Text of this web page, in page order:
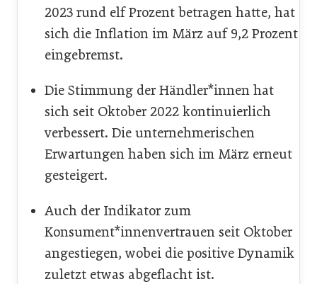
2023 rund elf Prozent betragen hatte, hat
sich die Inflation im März auf 9,2 Prozent
eingebremst.
Die Stimmung der Händler*innen hat
sich seit Oktober 2022 kontinuierlich
verbessert. Die unternehmerischen
Erwartungen haben sich im März erneut
gesteigert.
Auch der Indikator zum
Konsument*innenvertrauen seit Oktober
angestiegen, wobei die positive Dynamik
zuletzt etwas abgeflacht ist.